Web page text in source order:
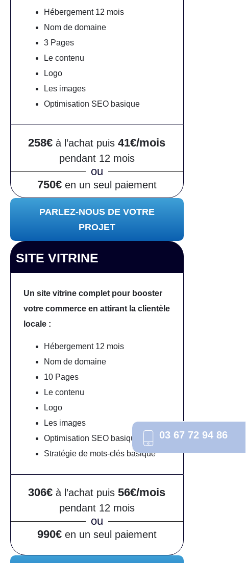
Hébergement 12 mois
Nom de domaine
3 Pages
Le contenu
Logo
Les images
Optimisation SEO basique
258€à l’achat puis41€/mois
pendant 12 mois
ou
750€en un seul paiement
PARLEZ-NOUS DE VOTRE
PROJET
SITE VITRINE
Un site vitrine complet pour booster
votre commerce en attirant la clientèle
locale :
Hébergement 12 mois
Nom de domaine
10 Pages
Le contenu
Logo
Les images
Optimisation SEO basique
Stratégie de mots-clés basique
306€à l’achat puis56€/mois
pendant 12 mois
ou
990€en un seul paiement
03 67 72 94 86